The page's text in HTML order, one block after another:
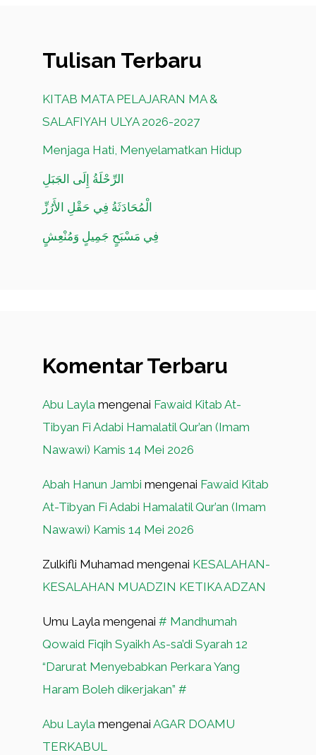
Tulisan Terbaru
KITAB MATA PELAJARAN MA &
SALAFIYAH ULYA 2026-2027
Menjaga Hati, Menyelamatkan Hidup
الرِّحْلَةُ إِلَى الجَبَلِ
الْمُحَادَثَةُ فِي حَقْلِ الأَرُزِّ
فِي مَسْبَحٍ جَمِيلٍ وَمُنْعِشٍ
Komentar Terbaru
Abu Layla mengenai Fawaid Kitab At-
Tibyan Fi Adabi Hamalatil Qur’an (Imam
Nawawi) Kamis 14 Mei 2026
Abah Hanun Jambi mengenai Fawaid Kitab
At-Tibyan Fi Adabi Hamalatil Qur’an (Imam
Nawawi) Kamis 14 Mei 2026
Zulkifli Muhamad mengenai KESALAHAN-
KESALAHAN MUADZIN KETIKA ADZAN
Umu Layla mengenai # Mandhumah
Qowaid Fiqih Syaikh As-sa’di Syarah 12
“Darurat Menyebabkan Perkara Yang
Haram Boleh dikerjakan” #
Abu Layla mengenai AGAR DOAMU
TERKABUL